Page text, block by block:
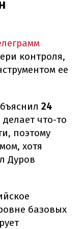
контроля,
ее
24
что-то
поэтому
хотя
Дуров
базовых